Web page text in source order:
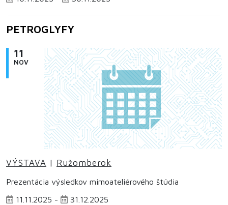
PETROGLYFY
11
NOV
VÝSTAVA | Ružomberok
Prezentácia výsledkov mimoateliérového štúdia
11.11.2025 -
31.12.2025